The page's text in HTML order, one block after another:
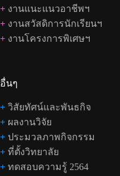
+ งานแนะแนวอาชีพฯ
+ งานสวัสดิการนักเรียนฯ
+ งานโครงการพิเศษฯ
อื่นๆ
+ วิสัยทัศน์และพันธกิจ
+ ผลงานวิจัย
+ ประมวลภาพกิจกรรม
+ ที่ตั้งวิทยาลัย
+ ทดสอบความรู้ 2564